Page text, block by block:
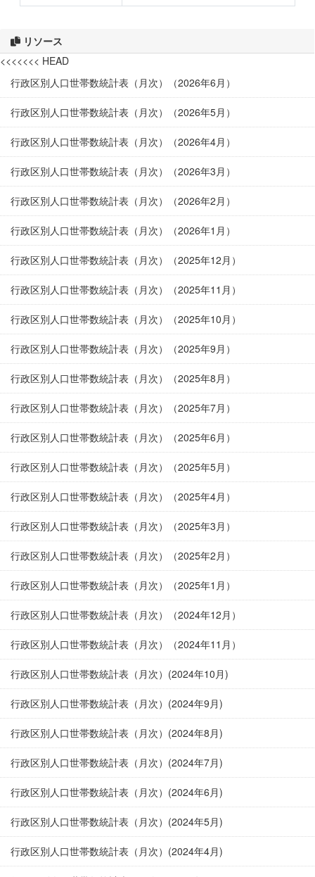
リソース
<<<<<<< HEAD
行政区別人口世帯数統計表（月次）（2026年6月）
行政区別人口世帯数統計表（月次）（2026年5月）
行政区別人口世帯数統計表（月次）（2026年4月）
行政区別人口世帯数統計表（月次）（2026年3月）
行政区別人口世帯数統計表（月次）（2026年2月）
行政区別人口世帯数統計表（月次）（2026年1月）
行政区別人口世帯数統計表（月次）（2025年12月）
行政区別人口世帯数統計表（月次）（2025年11月）
行政区別人口世帯数統計表（月次）（2025年10月）
行政区別人口世帯数統計表（月次）（2025年9月）
行政区別人口世帯数統計表（月次）（2025年8月）
行政区別人口世帯数統計表（月次）（2025年7月）
行政区別人口世帯数統計表（月次）（2025年6月）
行政区別人口世帯数統計表（月次）（2025年5月）
行政区別人口世帯数統計表（月次）（2025年4月）
行政区別人口世帯数統計表（月次）（2025年3月）
行政区別人口世帯数統計表（月次）（2025年2月）
行政区別人口世帯数統計表（月次）（2025年1月）
行政区別人口世帯数統計表（月次）（2024年12月）
行政区別人口世帯数統計表（月次）（2024年11月）
行政区別人口世帯数統計表（月次）(2024年10月)
行政区別人口世帯数統計表（月次）(2024年9月)
行政区別人口世帯数統計表（月次）(2024年8月)
行政区別人口世帯数統計表（月次）(2024年7月)
行政区別人口世帯数統計表（月次）(2024年6月)
行政区別人口世帯数統計表（月次）(2024年5月)
行政区別人口世帯数統計表（月次）(2024年4月)